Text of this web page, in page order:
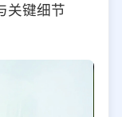
关键细节